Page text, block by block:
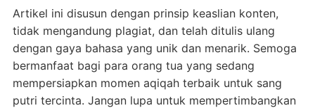
Artikel ini disusun dengan prinsip keaslian konten,
tidak mengandung plagiat, dan telah ditulis ulang
dengan gaya bahasa yang unik dan menarik. Semoga
bermanfaat bagi para orang tua yang sedang
mempersiapkan momen aqiqah terbaik untuk sang
putri tercinta. Jangan lupa untuk mempertimbangkan